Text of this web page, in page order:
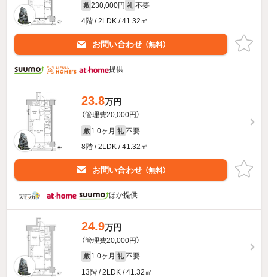
敷 230,000円 礼 不要
4階 / 2LDK / 41.32㎡
お問い合わせ （無料）
提供
23.8万円
（管理費20,000円）
敷 1.0ヶ月 礼 不要
8階 / 2LDK / 41.32㎡
お問い合わせ （無料）
ほか提供
24.9万円
（管理費20,000円）
敷 1.0ヶ月 礼 不要
13階 / 2LDK / 41.32㎡